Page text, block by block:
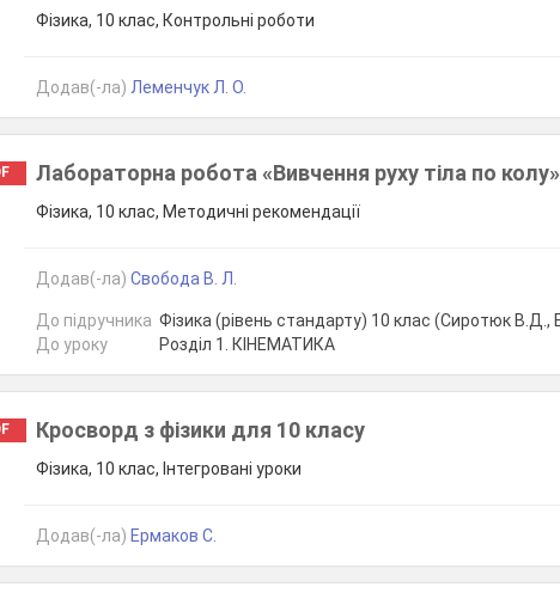
Фізика, 10 клас, Контрольні роботи
Додав(-ла) Леменчук Л. О.
Лабораторна робота «Вивчення руху тіла по колу»
Фізика, 10 клас, Методичні рекомендації
Додав(-ла)Свобода В. Л.
До підручника Фізика (рівень стандарту) 10 клас (Сиротюк В.Д.,
До уроку
Розділ 1. КІНЕМАТИКА
Кросворд з фізики для 10 класу
Фізика, 10 клас, Інтегровані уроки
Додав(-ла) Ермаков С.